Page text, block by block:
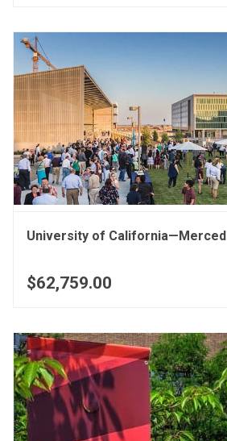
University of California—Merced
$62,759.00